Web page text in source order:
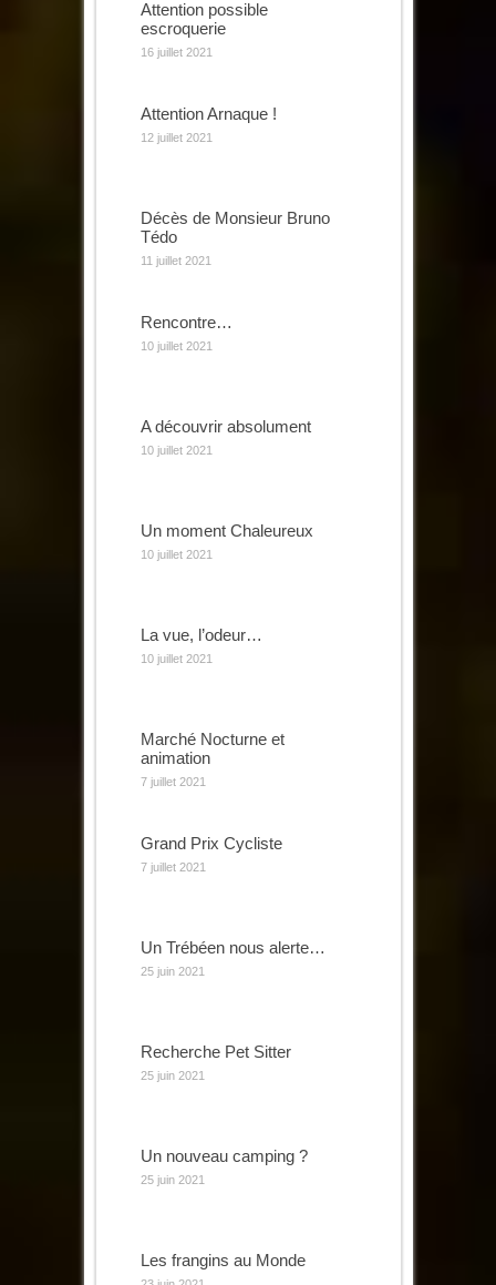
Attention possible
escroquerie
16 juillet 2021
Attention Arnaque !
12 juillet 2021
Décès de Monsieur Bruno
Tédo
11 juillet 2021
Rencontre…
10 juillet 2021
A découvrir absolument
10 juillet 2021
Un moment Chaleureux
10 juillet 2021
La vue, l’odeur…
10 juillet 2021
Marché Nocturne et
animation
7 juillet 2021
Grand Prix Cycliste
7 juillet 2021
Un Trébéen nous alerte…
25 juin 2021
Recherche Pet Sitter
25 juin 2021
Un nouveau camping ?
25 juin 2021
Les frangins au Monde